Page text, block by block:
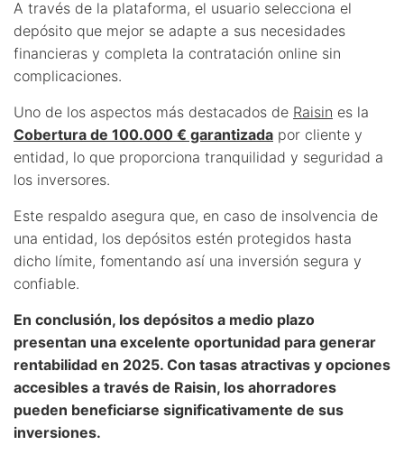
A través de la plataforma, el usuario selecciona el
depósito que mejor se adapte a sus necesidades
financieras y completa la contratación online sin
complicaciones.
Uno de los aspectos más destacados de Raisin es la
Cobertura de 100.000 € garantizada por cliente y
entidad, lo que proporciona tranquilidad y seguridad a
los inversores.
Este respaldo asegura que, en caso de insolvencia de
una entidad, los depósitos estén protegidos hasta
dicho límite, fomentando así una inversión segura y
confiable.
En conclusión, los depósitos a medio plazo
presentan una excelente oportunidad para generar
rentabilidad en 2025. Con tasas atractivas y opciones
accesibles a través de Raisin, los ahorradores
pueden beneficiarse significativamente de sus
inversiones.